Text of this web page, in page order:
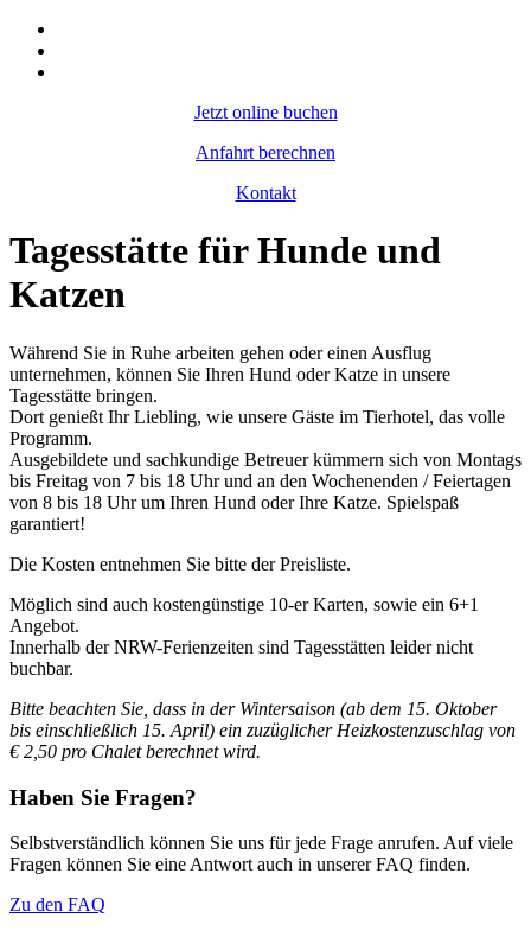
Jetzt online buchen
Anfahrt berechnen
Kontakt
Tagesstätte für Hunde und
Katzen
Während Sie in Ruhe arbeiten gehen oder einen Ausflug
unternehmen, können Sie Ihren Hund oder Katze in unsere
Tagesstätte bringen.
Dort genießt Ihr Liebling, wie unsere Gäste im Tierhotel, das volle
Programm.
Ausgebildete und sachkundige Betreuer kümmern sich von Montags
bis Freitag von 7 bis 18 Uhr und an den Wochenenden / Feiertagen
von 8 bis 18 Uhr um Ihren Hund oder Ihre Katze. Spielspaß
garantiert!
Die Kosten entnehmen Sie bitte der Preisliste.
Möglich sind auch kostengünstige 10-er Karten, sowie ein 6+1
Angebot.
Innerhalb der NRW-Ferienzeiten sind Tagesstätten leider nicht
buchbar.
Bitte beachten Sie, dass in der Wintersaison (ab dem 15. Oktober
bis einschließlich 15. April) ein zuzüglicher Heizkostenzuschlag von
€ 2,50 pro Chalet berechnet wird.
Haben Sie Fragen?
Selbstverständlich können Sie uns für jede Frage anrufen. Auf viele
Fragen können Sie eine Antwort auch in unserer FAQ finden.
Zu den FAQ